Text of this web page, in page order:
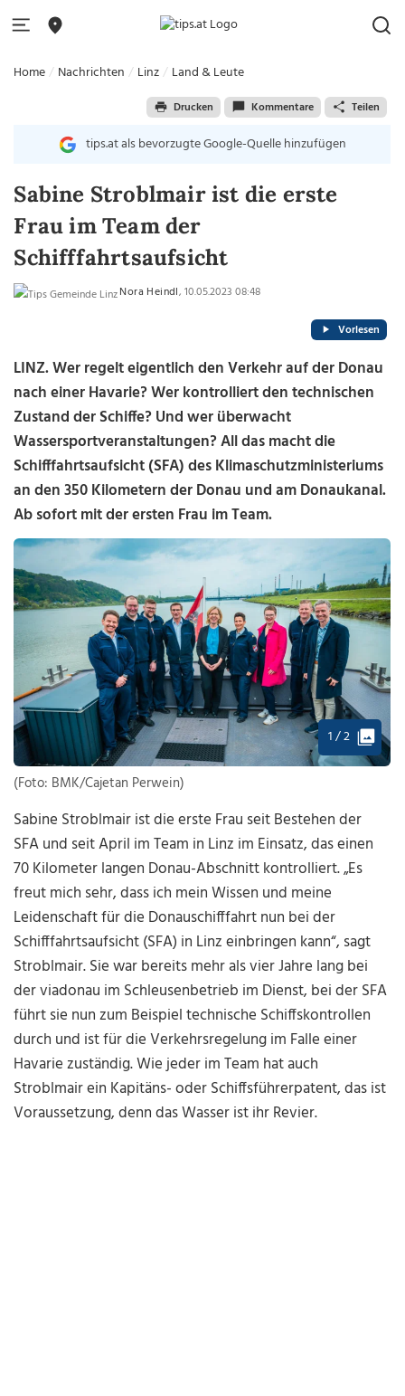
Home Nachrichten Linz Land & Leute
Drucken Kommentare Teilen
tips.at als bevorzugte Google-Quelle hinzufügen
Sabine Stroblmair ist die erste
Frau im Team der
Schifffahrtsaufsicht
Nora Heindl, 10.05.2023 08:48
Vorlesen
LINZ.Wer regelt eigentlich den Verkehr auf der Donau
nach einer Havarie? Wer kontrolliert den technischen
Zustand der Schiffe? Und wer überwacht
Wassersportveranstaltungen? All das macht die
Schifffahrtsaufsicht (SFA) des Klimaschutzministeriums
an den 350 Kilometern der Donau und am Donaukanal.
Ab sofort mit der ersten Frau im Team.
1 / 2
(Foto: BMK/Cajetan Perwein)
Sabine Stroblmair ist die erste Frau seit Bestehen der
SFA und seit April im Team in Linz im Einsatz, das einen
70 Kilometer langen Donau-Abschnitt kontrolliert. „Es
freut mich sehr, dass ich mein Wissen und meine
Leidenschaft für die Donauschifffahrt nun bei der
Schifffahrtsaufsicht (SFA) in Linz einbringen kann“, sagt
Stroblmair. Sie war bereits mehr als vier Jahre lang bei
der viadonau im Schleusenbetrieb im Dienst, bei der SFA
führt sie nun zum Beispiel technische Schiffskontrollen
durch und ist für die Verkehrsregelung im Falle einer
Havarie zuständig. Wie jeder im Team hat auch
Stroblmair ein Kapitäns- oder Schiffsführerpatent, das ist
Voraussetzung, denn das Wasser ist ihr Revier.